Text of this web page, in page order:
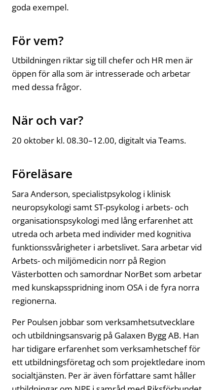
goda exempel.
För vem?
Utbildningen riktar sig till chefer och HR men är
öppen för alla som är intresserade och arbetar
med dessa frågor.
När och var?
20 oktober kl. 08.30–12.00, digitalt via Teams.
Föreläsare
Sara Anderson, specialistpsykolog i klinisk
neuropsykologi samt ST-psykolog i arbets- och
organisationspsykologi med lång erfarenhet att
utreda och arbeta med individer med kognitiva
funktionssvårigheter i arbetslivet. Sara arbetar vid
Arbets- och miljömedicin norr på Region
Västerbotten och samordnar NorBet som arbetar
med kunskapsspridning inom OSA i de fyra norra
regionerna.
Per Poulsen jobbar som verksamhetsutvecklare
och utbildningsansvarig på Galaxen Bygg AB. Han
har tidigare erfarenhet som verksamhetschef för
ett utbildningsföretag och som projektledare inom
socialtjänsten. Per är även författare samt håller